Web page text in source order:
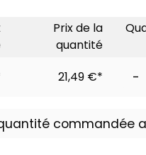
Prix de la
quantité
21,49 €* -
commandée